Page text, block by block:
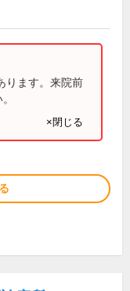
ります。来院前
×閉じる